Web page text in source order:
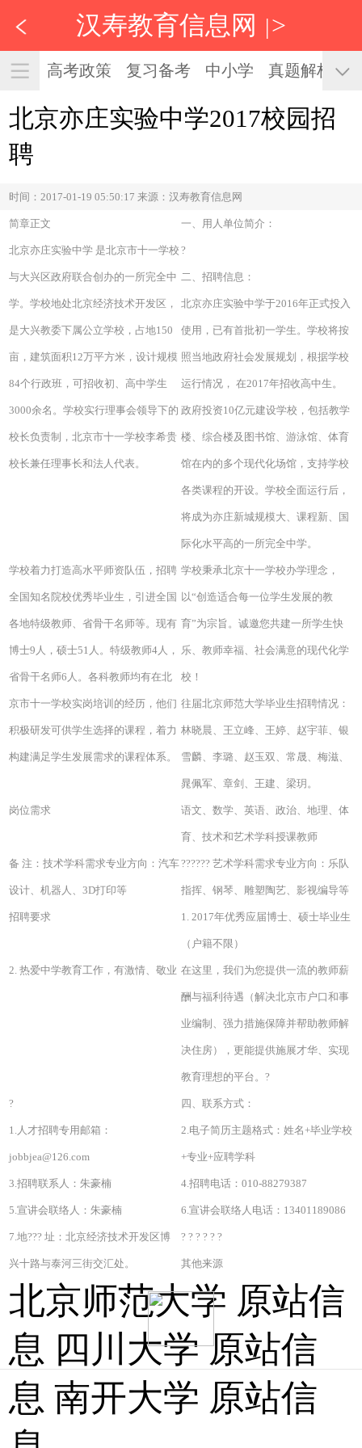
汉寿教育信息网 |>
高考政策 复习备考 中小学 真题解析
北京亦庄实验中学2017校园招
聘
时间：2017-01-19 05:50:17 来源：汉寿教育信息网
简章正文 一、用人单位简介：
北京亦庄实验中学 是北京市十一学校
与大兴区政府联合创办的一所完全中
学。学校地处北京经济技术开发区，
是大兴教委下属公立学校，占地150
亩，建筑面积12万平方米，设计规模
84个行政班，可招收初、高中学生
3000余名。学校实行理事会领导下的
校长负责制，北京市十一学校李希贵
校长兼任理事长和法人代表。
?
二、招聘信息：
北京亦庄实验中学于2016年正式投入
使用，已有首批初一学生。学校将按
照当地政府社会发展规划，根据学校
运行情况， 在2017年招收高中生。
政府投资10亿元建设学校，包括教学
楼、综合楼及图书馆、游泳馆、体育
馆在内的多个现代化场馆，支持学校
各类课程的开设。学校全面运行后，
将成为亦庄新城规模大、课程新、国
际化水平高的一所完全中学。
学校着力打造高水平师资队伍，招聘
全国知名院校优秀毕业生，引进全国
各地特级教师、省骨干名师等。现有
博士9人，硕士51人。特级教师4人，
省骨干名师6人。各科教师均有在北
京市十一学校实岗培训的经历，他们
积极研发可供学生选择的课程，着力
构建满足学生发展需求的课程体系。
学校秉承北京十一学校办学理念，
以“创造适合每一位学生发展的教
育”为宗旨。诚邀您共建一所学生快
乐、教师幸福、社会满意的现代化学
校！
往届北京师范大学毕业生招聘情况：
林晓晨、王立峰、王婷、赵宇菲、银
雪麟、李璐、赵玉双、常晟、梅滋、
晁佩军、章剑、王建、梁玥。
岗位需求 语文、数学、英语、政治、地理、体
育、技术和艺术学科授课教师
备 注：技术学科需求专业方向：汽车
设计、机器人、3D打印等
?????? 艺术学科需求专业方向：乐队
指挥、钢琴、雕塑陶艺、影视编导等
招聘要求 1. 2017年优秀应届博士、硕士毕业生
（户籍不限）
2. 热爱中学教育工作，有激情、敬业 在这里，我们为您提供一流的教师薪
酬与福利待遇（解决北京市户口和事
业编制、强力措施保障并帮助教师解
决住房），更能提供施展才华、实现
教育理想的平台。?
? 四、联系方式：
1.人才招聘专用邮箱：
jobbjea@126.com
2.电子简历主题格式：姓名+毕业学校
+专业+应聘学科
3.招聘联系人：朱豪楠 4.招聘电话：010-88279387
5.宣讲会联络人：朱豪楠 6.宣讲会联络人电话：13401189086
7.地??? 址：北京经济技术开发区博
兴十路与泰河三街交汇处。
? ? ? ? ? ?
其他来源
北京师范大学 原站信
息 四川大学 原站信
息 南开大学 原站信